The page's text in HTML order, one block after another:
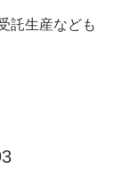
託生産なども